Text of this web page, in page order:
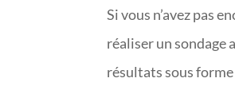
Si vous n’avez pas
réaliser un sondage
résultats sous